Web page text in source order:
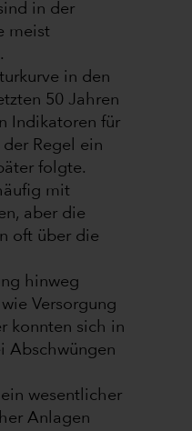
in der
meist
in den
50 Jahren
Indikatoren für
Regel ein
folgte.
mit
aber die
oft über die
hinweg
Versorgung
konnten sich in
Abschwüngen
wesentlicher
Anlagen